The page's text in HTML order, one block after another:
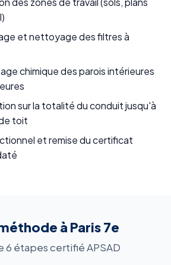
et nettoyage des filtres à
chimique des parois intérieures
sur la totalité du conduit jusqu'à
toit
et remise du certificat
à Paris 7e
6 étapes certifié APSAD